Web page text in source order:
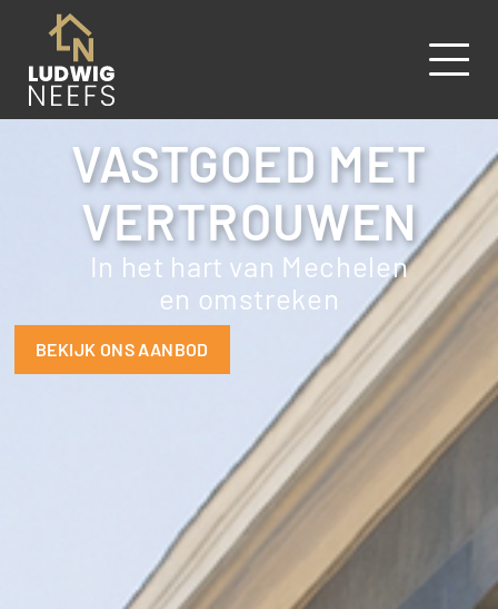
VASTGOED MET
VERTROUWEN
In het hart van Mechelen
en omstreken
BEKIJK ONS AANBOD